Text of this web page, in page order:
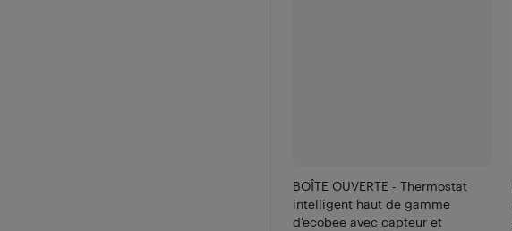
BOÎTE OUVERTE - Thermostat
intelligent haut de gamme
d'ecobee avec capteur et